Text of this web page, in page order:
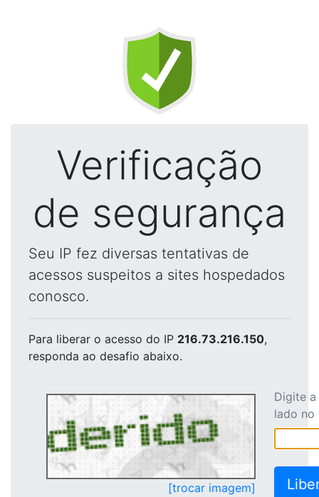
Verificação
de segurança
Seu IP fez diversas tentativas de
acessos suspeitos a sites hospedados
conosco.
Para liberar o acesso do IP 216.73.216.150,
responda ao desafio abaixo.
[trocar imagem]
Digite
lado no